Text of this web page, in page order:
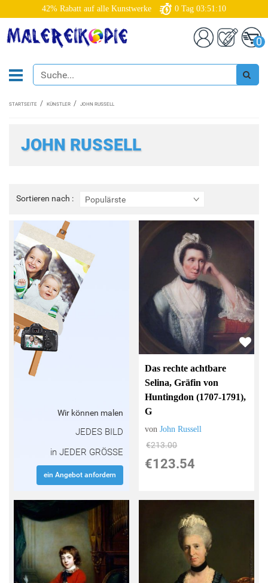
42% Rabatt auf alle Kunstwerke 0 Tag 03:51:08
0
STARTSEITE KÜNSTLER JOHN RUSSELL
JOHN RUSSELL
Sortieren nach : Populärste
Sortieren
nach
Wir können malen
JEDES BILD
in JEDER GRÖSSE
ein Angebot anfordern
Das rechte achtbare
Selina, Gräfin von
Huntingdon (1707-1791),
G
vonJohn Russell
€213.00
€123.54